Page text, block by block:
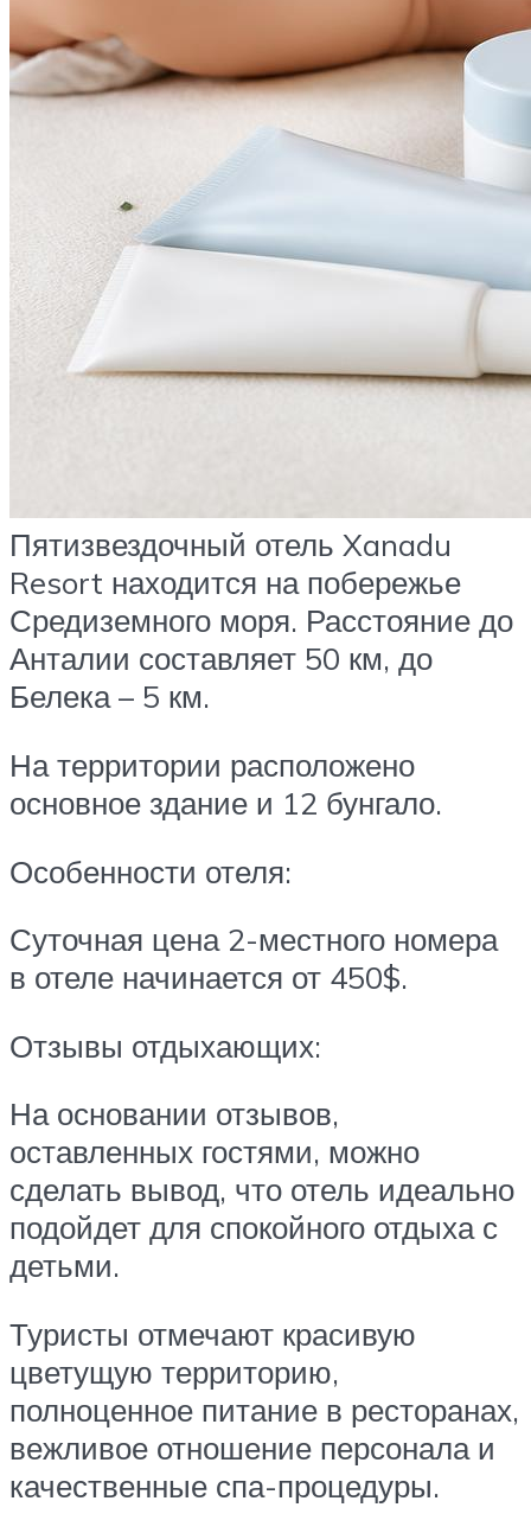
Пятизвездочный отель Xanadu
Resort находится на побережье
Средиземного моря. Расстояние до
Анталии составляет 50 км, до
Белека – 5 км.
На территории расположено
основное здание и 12 бунгало.
Особенности отеля:
Суточная цена 2-местного номера
в отеле начинается от 450$.
Отзывы отдыхающих:
На основании отзывов,
оставленных гостями, можно
сделать вывод, что отель идеально
подойдет для спокойного отдыха с
детьми.
Туристы отмечают красивую
цветущую территорию,
полноценное питание в ресторанах,
вежливое отношение персонала и
качественные спа-процедуры.